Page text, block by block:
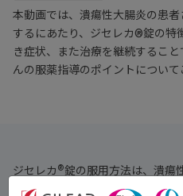
本動画では、潰瘍性大腸炎の患
するにあたり、ジセレカ®錠の特
き症状、また治療を継続するこ
んの服薬指導のポイントについて
ジセレカ ®錠の服用方法は、潰瘍
解維持期まで、成人の場合、通